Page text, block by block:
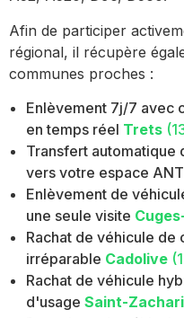
Afin de participer
régional, il récupère
communes proches :
Enlèvement 7j/7 avec
en temps réel Trets
Transfert automatique
vers votre espace
Enlèvement de
une seule visite
Rachat de véhicule de
irréparable Cadolive
Rachat de véhicule
d'usage Saint-